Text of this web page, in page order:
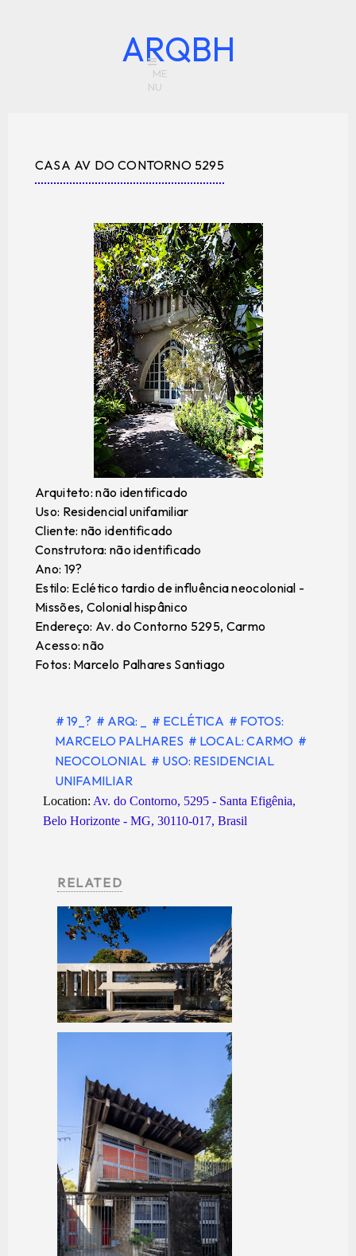
ARQBH
CASA AV DO CONTORNO 5295
Arquiteto: não identificado
Uso: Residencial unifamiliar
Cliente: não identificado
Construtora: não identificado
Ano: 19?
Estilo: Eclético tardio de influência neocolonial -
Missões, Colonial hispânico
Endereço: Av. do Contorno 5295, Carmo
Acesso: não
Fotos: Marcelo Palhares Santiago
# 19_? # ARQ: _ # ECLÉTICA # FOTOS:
MARCELO PALHARES # LOCAL: CARMO #
NEOCOLONIAL # USO: RESIDENCIAL
UNIFAMILIAR
Location: Av. do Contorno, 5295 - Santa Efigênia,
Belo Horizonte - MG, 30110-017, Brasil
RELATED